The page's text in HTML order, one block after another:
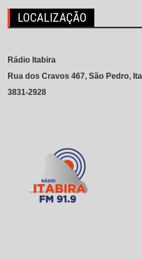
LOCALIZAÇÃO
Rádio Itabira
Rua dos Cravos 467, São Pedro,
3831-2928